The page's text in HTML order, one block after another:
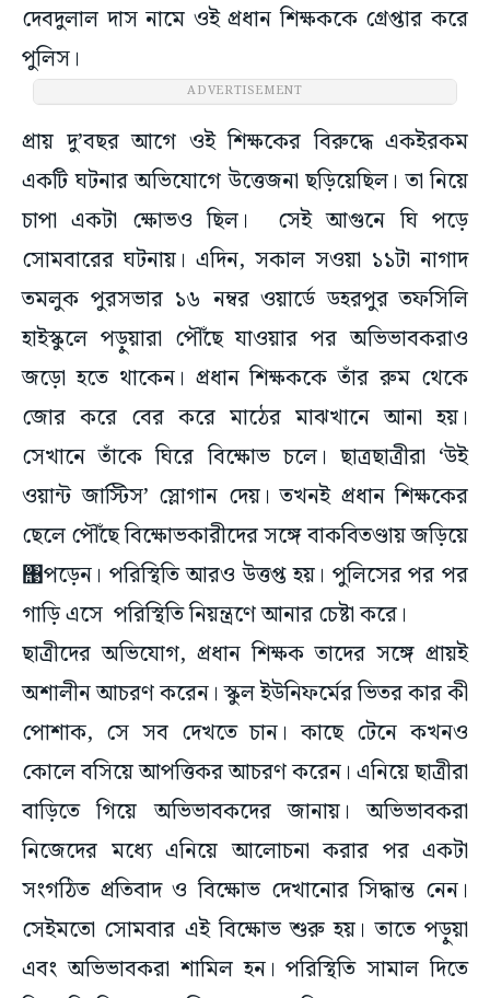
দেবদুলাল দাস নামে ওই প্রধান শিক্ষককে গ্রেপ্তার করে
পুলিস।
ADVERTISEMENT
প্রায় দু’বছর আগে ওই শিক্ষকের বিরুদ্ধে একইরকম
একটি ঘটনার অভিযোগে উত্তেজনা ছড়িয়েছিল। তা নিয়ে
চাপা একটা ক্ষোভও ছিল। সেই আগুনে ঘি পড়ে
সোমবারের ঘটনায়। এদিন, সকাল সওয়া ১১টা নাগাদ
তমলুক পুরসভার ১৬ নম্বর ওয়ার্ডে ডহরপুর তফসিলি
হাইস্কুলে পড়ুয়ারা পৌঁছে যাওয়ার পর অভিভাবকরাও
জড়ো হতে থাকেন। প্রধান শিক্ষককে তাঁর রুম থেকে
জোর করে বের করে মাঠের মাঝখানে আনা হয়।
সেখানে তাঁকে ঘিরে বিক্ষোভ চলে। ছাত্রছাত্রীরা ‘উই
ওয়ান্ট জাস্টিস’ স্লোগান দেয়। তখনই প্রধান শিক্ষকের
ছেলে পৌঁছে বিক্ষোভকারীদের সঙ্গে বাকবিতণ্ডায় জড়িয়ে
঩পড়েন। পরিস্থিতি আরও উত্তপ্ত হয়। পুলিসের পর পর
গাড়ি এসে পরিস্থিতি নিয়ন্ত্রণে আনার চেষ্টা করে।
ছাত্রীদের অভিযোগ, প্রধান শিক্ষক তাদের সঙ্গে প্রায়ই
অশালীন আচরণ করেন। স্কুল ইউনিফর্মের ভিতর কার কী
পোশাক, সে সব দেখতে চান। কাছে টেনে কখনও
কোলে বসিয়ে আপত্তিকর আচরণ করেন। এনিয়ে ছাত্রীরা
বাড়িতে গিয়ে অভিভাবকদের জানায়। অভিভাবকরা
নিজেদের মধ্যে এনিয়ে আলোচনা করার পর একটা
সংগঠিত প্রতিবাদ ও বিক্ষোভ দেখানোর সিদ্ধান্ত নেন।
সেইমতো সোমবার এই বিক্ষোভ শুরু হয়। তাতে পড়ুয়া
এবং অভিভাবকরা শামিল হন। পরিস্থিতি সামাল দিতে